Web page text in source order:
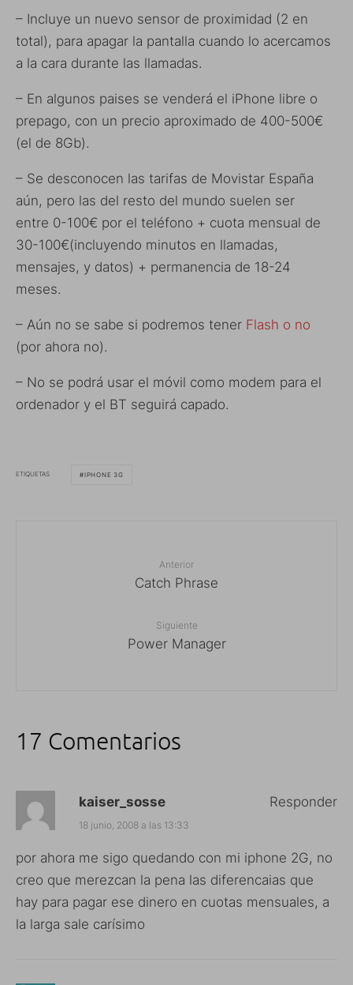
– Incluye un nuevo sensor de proximidad (2 en
total), para apagar la pantalla cuando lo acercamos
a la cara durante las llamadas.
– En algunos paises se venderá el iPhone libre o
prepago, con un precio aproximado de 400-500€
(el de 8Gb).
– Se desconocen las tarifas de Movistar España
aún, pero las del resto del mundo suelen ser
entre 0-100€ por el teléfono + cuota mensual de
30-100€(incluyendo minutos en llamadas,
mensajes, y datos) + permanencia de 18-24
meses.
– Aún no se sabe si podremos tener Flash o no
(por ahora no).
– No se podrá usar el móvil como modem para el
ordenador y el BT seguirá capado.
ETIQUETAS IPHONE 3G
Anterior
Catch Phrase
Siguiente
Power Manager
17 Comentarios
kaiser_sosse
18 junio, 2008 a las 13:33
por ahora me sigo quedando con mi iphone 2G, no
creo que merezcan la pena las diferencaias que
hay para pagar ese dinero en cuotas mensuales, a
la larga sale carísimo
Responder